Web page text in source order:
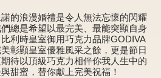
中秋系列
休閒分享
的浪漫婚禮是令人無法忘懷的閃耀
總是希望以最完美、最能突顯自身
利時皇室御用巧克力品牌GODIVA
彰顯皇室優雅風采之餘，更是節日
待以頂級巧克力相伴你我人生中的
甜蜜，替你獻上完美祝福！